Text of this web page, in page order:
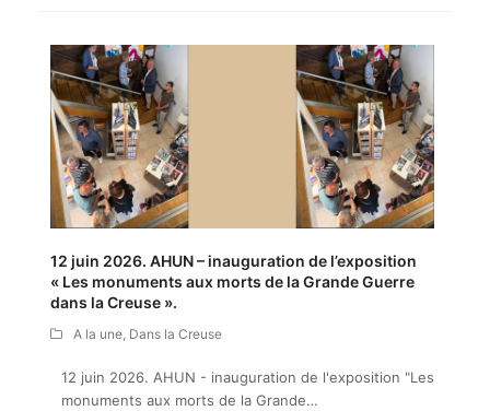
12 juin 2026. AHUN – inauguration de l’exposition
« Les monuments aux morts de la Grande Guerre
dans la Creuse ».
A la une, Dans la Creuse
12 juin 2026. AHUN - inauguration de l'exposition "Les
monuments aux morts de la Grande…